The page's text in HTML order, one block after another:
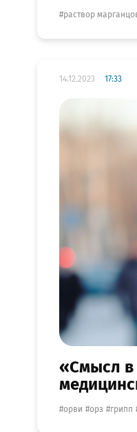
раствор
14.12.2023 17:33
«Смысл в
орви орз грипп